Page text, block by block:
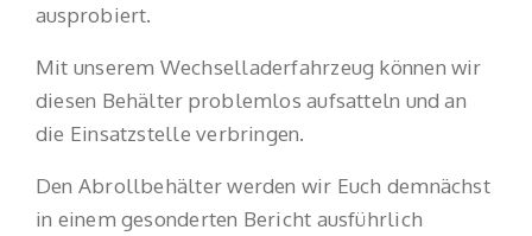
ausprobiert.
Mit unserem Wechselladerfahrzeug können wir
diesen Behälter problemlos aufsatteln und an
die Einsatzstelle verbringen.
Den Abrollbehälter werden wir Euch demnächst
in einem gesonderten Bericht ausführlich